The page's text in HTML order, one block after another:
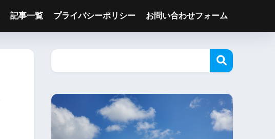
記事一覧 プライバシーポリシー お問い合わせフォーム